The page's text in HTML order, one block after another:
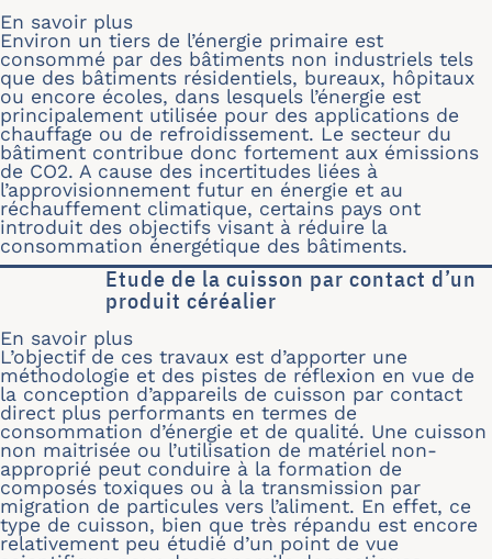
En savoir plus
Environ un tiers de l’énergie primaire est
consommé par des bâtiments non industriels tels
que des bâtiments résidentiels, bureaux, hôpitaux
ou encore écoles, dans lesquels l’énergie est
principalement utilisée pour des applications de
chauffage ou de refroidissement. Le secteur du
bâtiment contribue donc fortement aux émissions
de CO2. A cause des incertitudes liées à
l’approvisionnement futur en énergie et au
réchauffement climatique, certains pays ont
introduit des objectifs visant à réduire la
consommation énergétique des bâtiments.
Etude de la cuisson par contact d’un
produit céréalier
En savoir plus
L’objectif de ces travaux est d’apporter une
méthodologie et des pistes de réflexion en vue de
la conception d’appareils de cuisson par contact
direct plus performants en termes de
consommation d’énergie et de qualité. Une cuisson
non maitrisée ou l’utilisation de matériel non-
approprié peut conduire à la formation de
composés toxiques ou à la transmission par
migration de particules vers l’aliment. En effet, ce
type de cuisson, bien que très répandu est encore
relativement peu étudié d’un point de vue